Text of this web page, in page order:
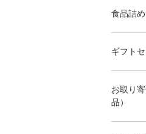
食品詰
ギフト
お取り
品）